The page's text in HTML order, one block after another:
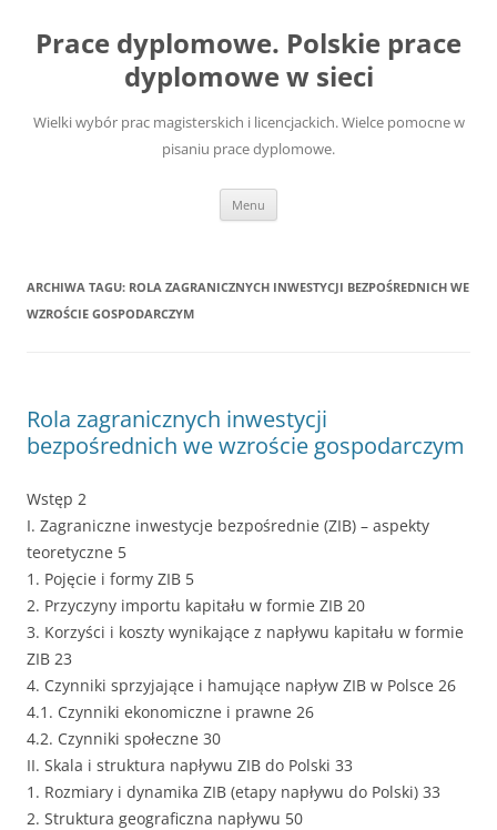
treści
Prace dyplomowe. Polskie prace
dyplomowe w sieci
Wielki wybór prac magisterskich i licencjackich. Wielce pomocne w
pisaniu prace dyplomowe.
Menu
ARCHIWA TAGU: ROLA ZAGRANICZNYCH INWESTYCJI BEZPOŚREDNICH WE
WZROŚCIE GOSPODARCZYM
Rola zagranicznych inwestycji
bezpośrednich we wzroście gospodarczym
Wstęp 2
I. Zagraniczne inwestycje bezpośrednie (ZIB) – aspekty
teoretyczne 5
1. Pojęcie i formy ZIB 5
2. Przyczyny importu kapitału w formie ZIB 20
3. Korzyści i koszty wynikające z napływu kapitału w formie
ZIB 23
4. Czynniki sprzyjające i hamujące napływ ZIB w Polsce 26
4.1. Czynniki ekonomiczne i prawne 26
4.2. Czynniki społeczne 30
II. Skala i struktura napływu ZIB do Polski 33
1. Rozmiary i dynamika ZIB (etapy napływu do Polski) 33
2. Struktura geograficzna napływu 50